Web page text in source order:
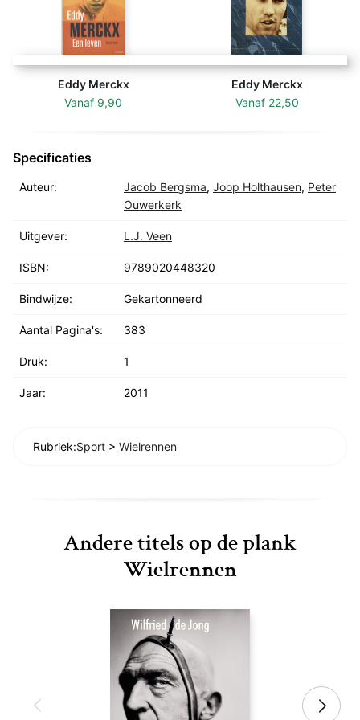
uniek beeldmateriaal en kostbare wielertrofeeën mee.
Joop Zoetemelk, een open boek is met dank aan Joop
zelf op een unieke manier in alle opzichten rijk
geïllustreerd en is daarmee een pronkkamer van
enkele decennia glorierijke vaderlandse wielerhistorie.
Eddy Merckx
Vanaf 9,90
Eddy Merckx
Vanaf 22,50
Specificaties
Auteur: Jacob Bergsma, Joop Holthausen, Peter
Ouwerkerk
Uitgever: L.J. Veen
ISBN: 9789020448320
Bindwijze: Gekartonneerd
Aantal Pagina's: 383
Druk: 1
Jaar: 2011
Rubriek:Sport > Wielrennen
Andere titels op de plank
Wielrennen